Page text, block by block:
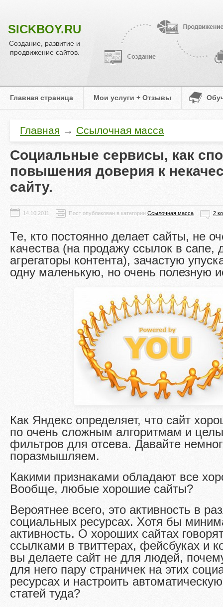
SICKBOY.RU
Создание, развитие и
продвижение сайтов.
Главная страница Мои услуги + Отзывы
Главная → Ссылочная масса
Социальные сервисы, как
повышения доверия к
сайту.
Пост опубликован в категории Ссылочная масса 2
Те, кто постоянно делает сайты, не
качества (на продажу ссылок в сапе,
агрегаторы контента), зачастую
одну маленькую, но очень полезную
Как Яндекс определяет, что сайт
по очень сложным алгоритмам и
фильтров для отсева. Давайте
поразмышляем.
Какими признаками обладают все
Вообще, любые хорошие сайты?
Вероятнее всего, это активность в
социальных ресурсах. Хотя бы
активность. О хороших сайтах
ссылками в твиттерах, фейсбуках и
вы делаете сайт не для людей,
для него пару страничек на этих
ресурсах и настроить
статей туда?